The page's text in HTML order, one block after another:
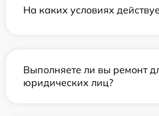
На каких условиях
Выполняете ли вы ремонт
юридических лиц?